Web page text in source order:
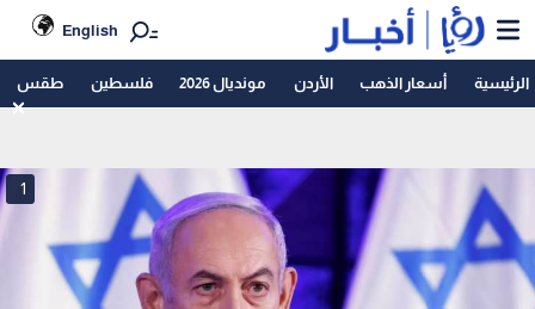
English
الرئيسية أسعار الذهب الأردن مونديال 2026 فلسطين طقس
1